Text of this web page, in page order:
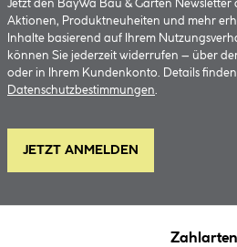
Jetzt den BayWa Bau & Garten
Aktionen, Produktneuheiten und mehr
Inhalte basierend auf Ihrem
können Sie jederzeit widerrufen – über
oder in Ihrem Kundenkonto. Details finden
Datenschutzbestimmungen.
JETZT ANMELDEN
Zahlarten